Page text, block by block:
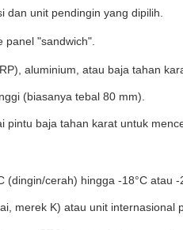
dan unit pendingin yang dipilih.
"sandwich".
aluminium, atau baja tahan
(biasanya tebal 80 mm).
pintu baja tahan karat untuk
(dingin/cerah) hingga -18°C atau -
merek K) atau unit internasional